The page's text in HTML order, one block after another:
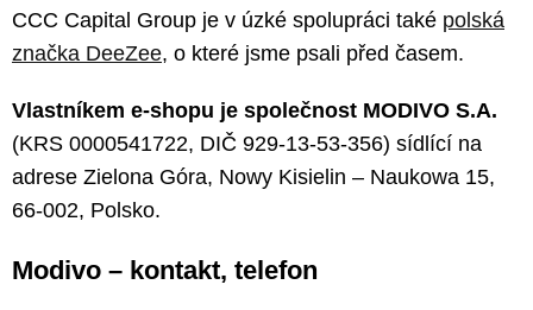
CCC Capital Group je v úzké spolupráci také polská
značka DeeZee, o které jsme psali před časem.
Vlastníkem e-shopu je společnost MODIVO S.A.
(KRS 0000541722, DIČ 929-13-53-356) sídlící na
adrese Zielona Góra, Nowy Kisielin – Naukowa 15,
66-002, Polsko.
Modivo – kontakt, telefon